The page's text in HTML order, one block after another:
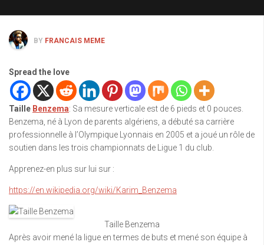
BY FRANCAIS MEME
Spread the love
Taille Benzema: Sa mesure verticale est de 6 pieds et 0 pouces.
Benzema, né à Lyon de parents algériens, a débuté sa carrière
professionnelle à l’Olympique Lyonnais en 2005 et a joué un rôle de
soutien dans les trois championnats de Ligue 1 du club.
Apprenez-en plus sur lui sur :
https://en.wikipedia.org/wiki/Karim_Benzema
Taille Benzema
Après avoir mené la ligue en termes de buts et mené son équipe à